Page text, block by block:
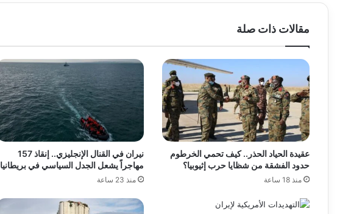
مقالات ذات صلة
عقيدة الحياد الحذر.. كيف تحمي الخرطوم
حدود الفشقة من شظايا حرب إثيوبيا؟
منذ 18 ساعة
نيران في القنال الإنجليزي.. إنقاذ 157
مهاجراً يشعل الجدل السياسي في بريطانيا
منذ 23 ساعة